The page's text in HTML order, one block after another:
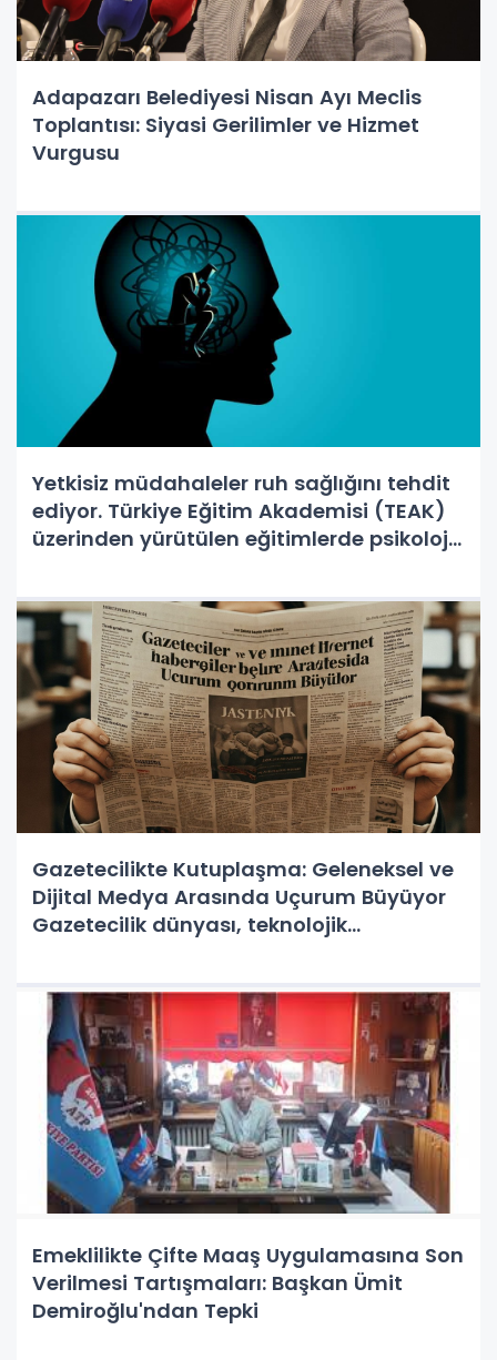
Adapazarı Belediyesi Nisan Ayı Meclis
Toplantısı: Siyasi Gerilimler ve Hizmet
Vurgusu
Yetkisiz müdahaleler ruh sağlığını tehdit
ediyor. Türkiye Eğitim Akademisi (TEAK)
üzerinden yürütülen eğitimlerde psikolojik
Gazetecilikte Kutuplaşma: Geleneksel ve
Dijital Medya Arasında Uçurum Büyüyor
Gazetecilik dünyası, teknolojik
Emeklilikte Çifte Maaş Uygulamasına Son
Verilmesi Tartışmaları: Başkan Ümit
Demiroğlu'ndan Tepki